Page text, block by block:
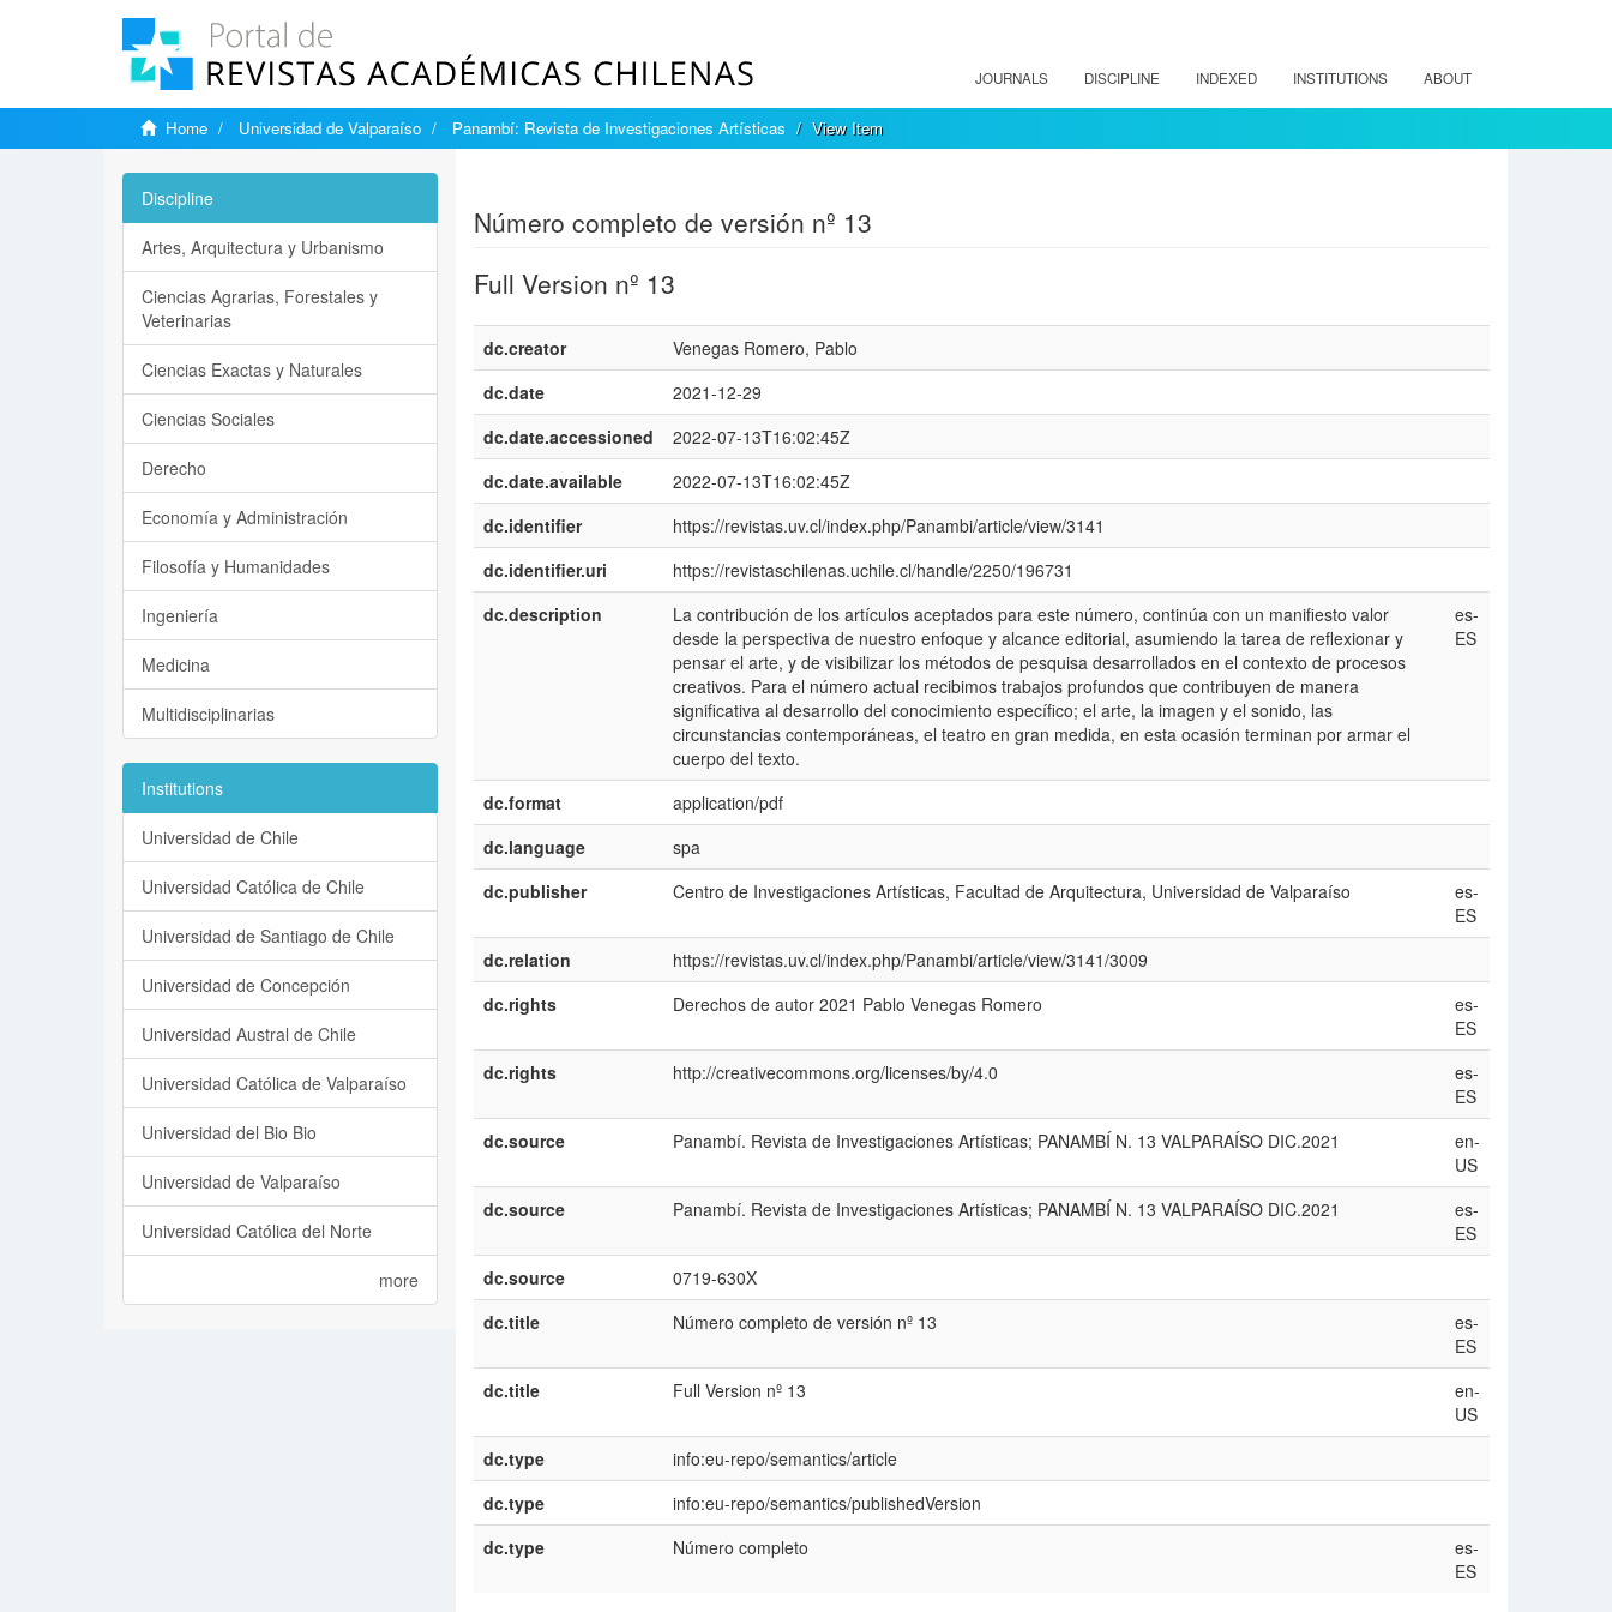
JOURNALS DISCIPLINE INDEXED INSTITUTIONS ABOUT
Home Universidad de Valparaíso Panambí: Revista de Investigaciones Artísticas View Item
Número completo de versión nº 13
Full Version nº 13
dc.creator
Venegas Romero, Pablo
dc.date
2021-12-29
dc.date.accessioned
2022-07-13T16:02:45Z
dc.date.available
2022-07-13T16:02:45Z
dc.identifier
https://revistas.uv.cl/index.php/Panambi/article/view/3141
dc.identifier.uri
https://revistaschilenas.uchile.cl/handle/2250/196731
dc.description
La contribución de los artículos aceptados para este número, continúa con un manifiesto valor
desde la perspectiva de nuestro enfoque y alcance editorial, asumiendo la tarea de reflexionar y
pensar el arte, y de visibilizar los métodos de pesquisa desarrollados en el contexto de procesos
creativos. Para el número actual recibimos trabajos profundos que contribuyen de manera
significativa al desarrollo del conocimiento específico; el arte, la imagen y el sonido, las
circunstancias contemporáneas, el teatro en gran medida, en esta ocasión terminan por armar el
cuerpo del texto.
es-
ES
dc.format
application/pdf
dc.language
spa
dc.publisher
Centro de Investigaciones Artísticas, Facultad de Arquitectura, Universidad de Valparaíso
es-
ES
dc.relation
https://revistas.uv.cl/index.php/Panambi/article/view/3141/3009
dc.rights
Derechos de autor 2021 Pablo Venegas Romero
es-
ES
dc.rights
http://creativecommons.org/licenses/by/4.0
es-
ES
dc.source
Panambí. Revista de Investigaciones Artísticas; PANAMBÍ N. 13 VALPARAÍSO DIC.2021
en-
US
dc.source
Panambí. Revista de Investigaciones Artísticas; PANAMBÍ N. 13 VALPARAÍSO DIC.2021
es-
ES
dc.source
0719-630X
dc.title
Número completo de versión nº 13
es-
ES
dc.title
Full Version nº 13
en-
US
dc.type
info:eu-repo/semantics/article
dc.type
info:eu-repo/semantics/publishedVersion
dc.type
Número completo
es-
ES
Discipline
Artes, Arquitectura y Urbanismo
Ciencias Agrarias, Forestales y
Veterinarias
Ciencias Exactas y Naturales
Ciencias Sociales
Derecho
Economía y Administración
Filosofía y Humanidades
Ingeniería
Medicina
Multidisciplinarias
Institutions
Universidad de Chile
Universidad Católica de Chile
Universidad de Santiago de Chile
Universidad de Concepción
Universidad Austral de Chile
Universidad Católica de Valparaíso
Universidad del Bio Bio
Universidad de Valparaíso
Universidad Católica del Norte
more